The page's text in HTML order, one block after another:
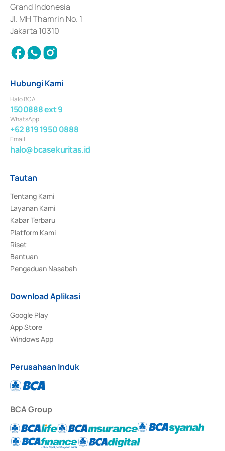
Grand Indonesia
Jl. MH Thamrin No. 1
Jakarta 10310
Hubungi Kami
Halo BCA
1500888 ext 9
WhatsApp
+62 819 1950 0888
Email
halo@bcasekuritas.id
Tautan
Tentang Kami
Layanan Kami
Kabar Terbaru
Platform Kami
Riset
Bantuan
Pengaduan Nasabah
Download Aplikasi
Google Play
App Store
Windows App
Perusahaan Induk
BCA Group